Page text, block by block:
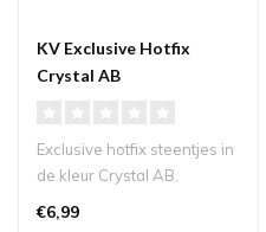
KV Exclusive Hotfix
Crystal AB
Exclusive hotfix steentjes in
de kleur Crystal AB.
€6,99